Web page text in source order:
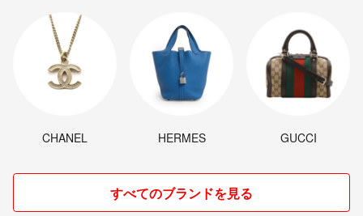
CHANEL HERMES GUCCI
すべてのブランドを見る